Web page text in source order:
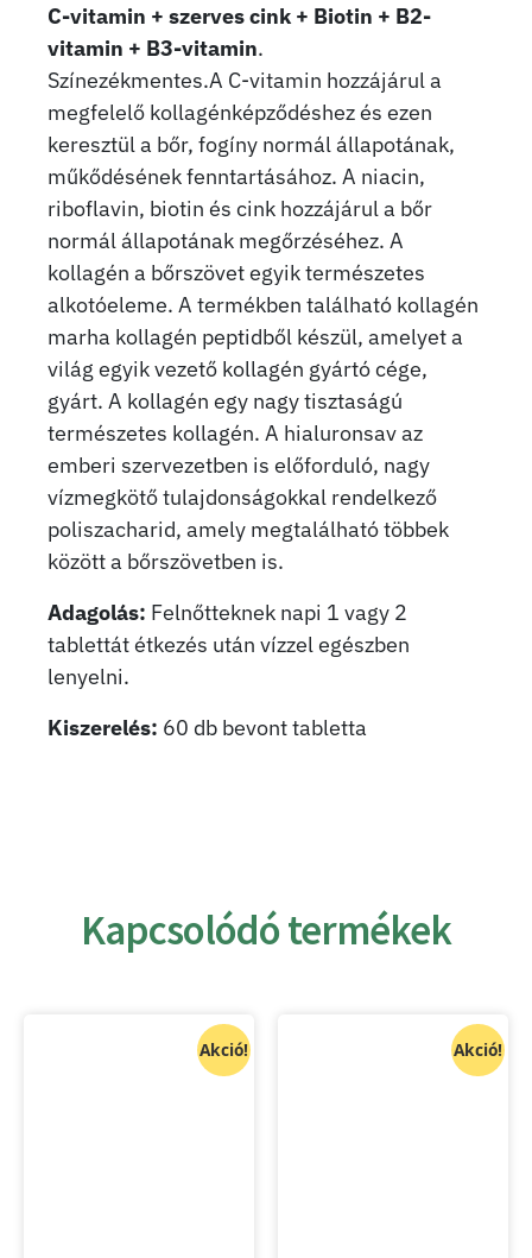
C-vitamin + szerves cink + Biotin + B2-
vitamin + B3-vitamin.
Színezékmentes.A C-vitamin hozzájárul a
megfelelő kollagénképződéshez és ezen
keresztül a bőr, fogíny normál állapotának,
műkődésének fenntartásához. A niacin,
riboflavin, biotin és cink hozzájárul a bőr
normál állapotának megőrzéséhez. A
kollagén a bőrszövet egyik természetes
alkotóeleme. A termékben található kollagén
marha kollagén peptidből készül, amelyet a
világ egyik vezető kollagén gyártó cége,
gyárt. A kollagén egy nagy tisztaságú
természetes kollagén. A hialuronsav az
emberi szervezetben is előforduló, nagy
vízmegkötő tulajdonságokkal rendelkező
poliszacharid, amely megtalálható többek
között a bőrszövetben is.
Adagolás: Felnőtteknek napi 1 vagy 2
tablettát étkezés után vízzel egészben
lenyelni.
Kiszerelés: 60 db bevont tabletta
Kapcsolódó termékek
Akció! Akció!